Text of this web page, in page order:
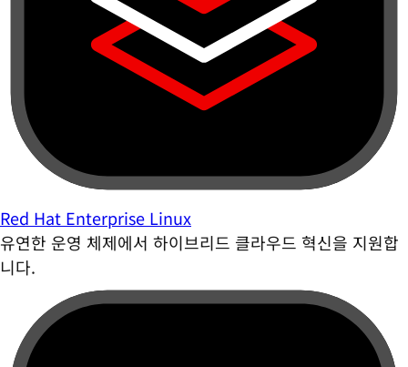
Red Hat Enterprise Linux
유연한 운영 체제에서 하이브리드 클라우드 혁신을 지원합
니다.